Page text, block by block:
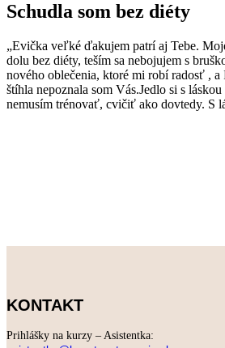
Schudla som bez diéty
„Evička veľké ďakujem patrí aj Tebe.
dolu bez diéty, teším sa nebojujem s
nového oblečenia, ktoré mi robí radosť ,
štíhla nepoznala som Vás.Jedlo si s
nemusím trénovať, cvičiť ako dovtedy. S
KONTAKT
Prihlášky na kurzy – Asistentka: